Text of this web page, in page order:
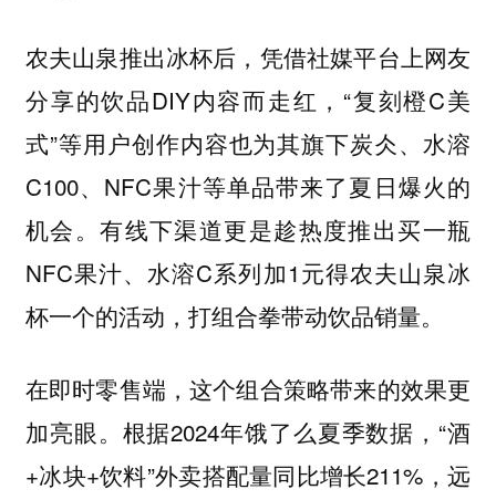
农夫山泉推出冰杯后，凭借社媒平台上网友
分享的饮品DIY内容而走红，“复刻橙C美
式”等用户创作内容也为其旗下炭仌、水溶
C100、NFC果汁等单品带来了夏日爆火的
机会。有线下渠道更是趁热度推出买一瓶
NFC果汁、水溶C系列加1元得农夫山泉冰
杯一个的活动， 打组合拳带动饮品销量。
在即时零售端，这个组合策略带来的效果更
加亮眼。 根据2024年饿了么夏季数据，“酒
+冰块+饮料”外卖搭配量同比增长211%，远